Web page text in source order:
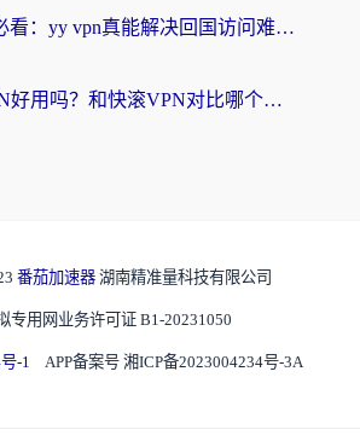
海外党必看：yy vpn真能解决回国访问难题？附云极initap测评+免费方案对比
穿梭VPN好用吗？和快滚VPN对比哪个回国效果更好？海外党选回国加速器必看指南
番茄加速器 湖南精准量科技有限公司
专用网业务许可证 B1-20231050
-1 APP备案号 湘ICP备2023004234号-3A